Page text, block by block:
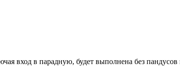
вход в парадную, будет выполнена без